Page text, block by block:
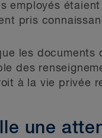
employés
pris
les
des
à la vie privée
une